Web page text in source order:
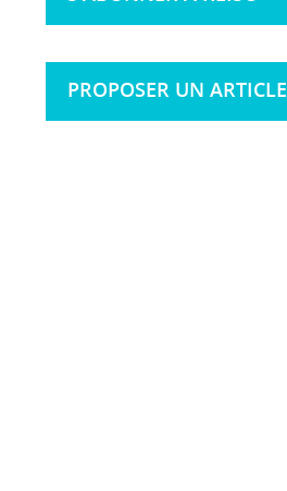
PROPOSER UN ARTICLE